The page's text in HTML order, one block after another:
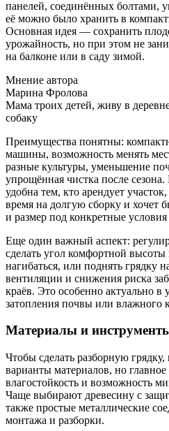
панелей, соединённых болтами,
её можно было хранить в
Основная идея — сохранить
урожайность, но при этом не
на балконе или в саду зимой.
Мнение автора
Марина Фролова
Мама троих детей, живу в
собаку
Преимущества понятны:
машины, возможность менять
разные культуры, уменьшение
упрощённая чистка после сезона.
удобна тем, кто арендует
время на долгую сборку и хочет
и размер под конкретные условия
Еще один важный аспект:
сделать угол комфортной высоты
нагибаться, или поднять грядку
вентиляции и снижения риска
краёв. Это особенно актуально в
затопления почвы или влажного
Материалы и
Чтобы сделать разборную
варианты материалов, но
влагостойкость и возможность
Чаще выбирают древесину с
также простые металлические
монтажа и разборки.